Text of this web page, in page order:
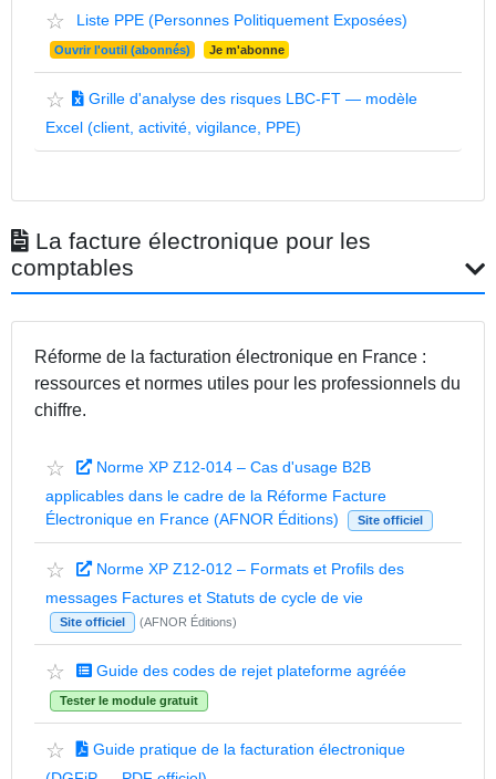
☆ Liste PPE (Personnes Politiquement Exposées)
Ouvrir l'outil (abonnés) Je m'abonne
☆
Grille d'analyse des risques LBC-FT — modèle
Excel (client, activité, vigilance, PPE)
La facture électronique pour les
comptables
Réforme de la facturation électronique en France :
ressources et normes utiles pour les professionnels du
chiffre.
☆
Norme XP Z12-014 – Cas d'usage B2B
applicables dans le cadre de la Réforme Facture
Électronique en France (AFNOR Éditions)
Site officiel
☆
Norme XP Z12-012 – Formats et Profils des
messages Factures et Statuts de cycle de vie
Site officiel (AFNOR Éditions)
☆ Guide des codes de rejet plateforme agréée
Tester le module gratuit
☆
Guide pratique de la facturation électronique